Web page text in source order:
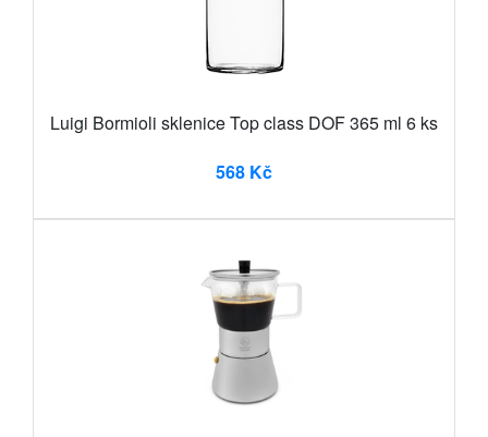
Luigi Bormioli sklenice Top class DOF 365 ml 6 ks
568 Kč